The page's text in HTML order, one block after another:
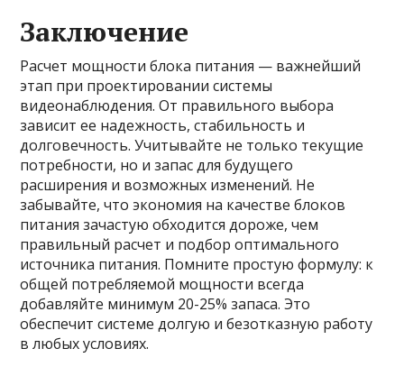
Заключение
Расчет мощности блока питания — важнейший
этап при проектировании системы
видеонаблюдения. От правильного выбора
зависит ее надежность, стабильность и
долговечность. Учитывайте не только текущие
потребности, но и запас для будущего
расширения и возможных изменений. Не
забывайте, что экономия на качестве блоков
питания зачастую обходится дороже, чем
правильный расчет и подбор оптимального
источника питания. Помните простую формулу: к
общей потребляемой мощности всегда
добавляйте минимум 20-25% запаса. Это
обеспечит системе долгую и безотказную работу
в любых условиях.